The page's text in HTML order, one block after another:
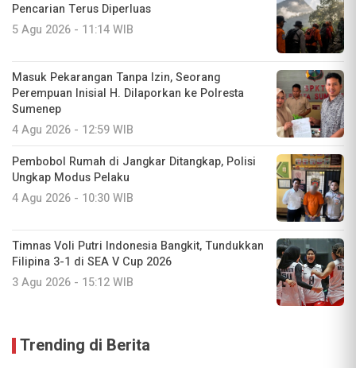
Pencarian Terus Diperluas
5 Agu 2026 - 11:14 WIB
Masuk Pekarangan Tanpa Izin, Seorang
Perempuan Inisial H. Dilaporkan ke Polresta
Sumenep
4 Agu 2026 - 12:59 WIB
Pembobol Rumah di Jangkar Ditangkap, Polisi
Ungkap Modus Pelaku
4 Agu 2026 - 10:30 WIB
Timnas Voli Putri Indonesia Bangkit, Tundukkan
Filipina 3-1 di SEA V Cup 2026
3 Agu 2026 - 15:12 WIB
Trending di Berita